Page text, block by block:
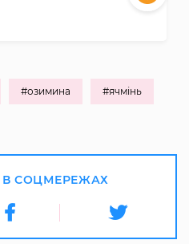
#озимина #ячмінь
В СОЦМЕРЕЖАХ